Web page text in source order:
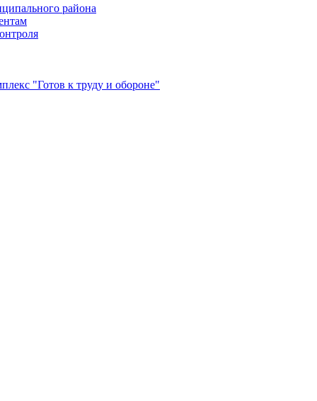
района
"Готов к труду и обороне"